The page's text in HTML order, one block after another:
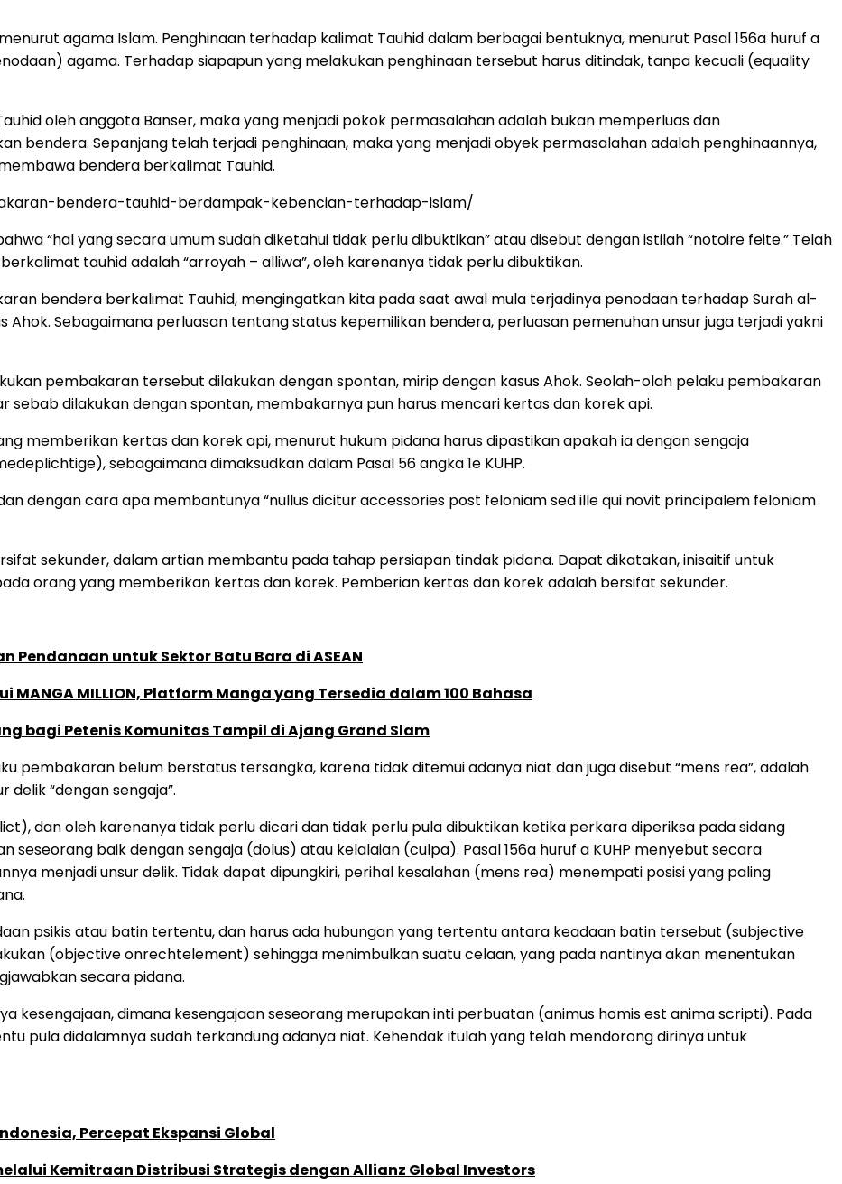
agama Islam. Penghinaan terhadap kalimat Tauhid dalam berbagai bentuknya, menurut Pasal 156a huruf a
agama. Terhadap siapapun yang melakukan penghinaan tersebut harus ditindak, tanpa kecuali (equality
oleh anggota Banser, maka yang menjadi pokok permasalahan adalah bukan memperluas dan
bendera. Sepanjang telah terjadi penghinaan, maka yang menjadi obyek permasalahan adalah penghinaannya,
bendera berkalimat Tauhid.
bendera-tauhid-berdampak-kebencian-terhadap-islam/
“hal yang secara umum sudah diketahui tidak perlu dibuktikan” atau disebut dengan istilah “notoire feite.” Telah
tauhid adalah “arroyah – alliwa”, oleh karenanya tidak perlu dibuktikan.
bendera berkalimat Tauhid, mengingatkan kita pada saat awal mula terjadinya penodaan terhadap Surah al-
Ahok. Sebagaimana perluasan tentang status kepemilikan bendera, perluasan pemenuhan unsur juga terjadi yakni
pembakaran tersebut dilakukan dengan spontan, mirip dengan kasus Ahok. Seolah-olah pelaku pembakaran
sebab dilakukan dengan spontan, membakarnya pun harus mencari kertas dan korek api.
memberikan kertas dan korek api, menurut hukum pidana harus dipastikan apakah ia dengan sengaja
sebagaimana dimaksudkan dalam Pasal 56 angka 1e KUHP.
dengan cara apa membantunya “nullus dicitur accessories post feloniam sed ille qui novit principalem feloniam
sekunder, dalam artian membantu pada tahap persiapan tindak pidana. Dapat dikatakan, inisaitif untuk
orang yang memberikan kertas dan korek. Pemberian kertas dan korek adalah bersifat sekunder.
Pendanaan untuk Sektor Batu Bara di ASEAN
MILLION, Platform Manga yang Tersedia dalam 100 Bahasa
bagi Petenis Komunitas Tampil di Ajang Grand Slam
pembakaran belum berstatus tersangka, karena tidak ditemui adanya niat dan juga disebut “mens rea”, adalah
“dengan sengaja”.
dan oleh karenanya tidak perlu dicari dan tidak perlu pula dibuktikan ketika perkara diperiksa pada sidang
seseorang baik dengan sengaja (dolus) atau kelalaian (culpa). Pasal 156a huruf a KUHP menyebut secara
menjadi unsur delik. Tidak dapat dipungkiri, perihal kesalahan (mens rea) menempati posisi yang paling
psikis atau batin tertentu, dan harus ada hubungan yang tertentu antara keadaan batin tersebut (subjective
(objective onrechtelement) sehingga menimbulkan suatu celaan, yang pada nantinya akan menentukan
secara pidana.
kesengajaan, dimana kesengajaan seseorang merupakan inti perbuatan (animus homis est anima scripti). Pada
pula didalamnya sudah terkandung adanya niat. Kehendak itulah yang telah mendorong dirinya untuk
Indonesia, Percepat Ekspansi Global
Kemitraan Distribusi Strategis dengan Allianz Global Investors